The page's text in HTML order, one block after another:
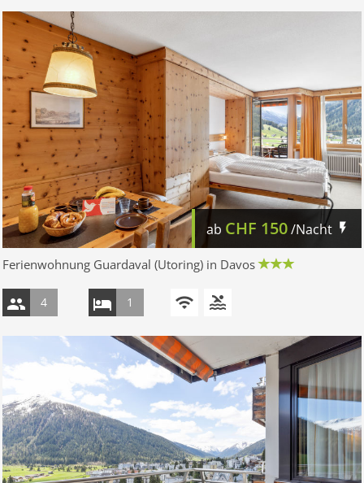
ab CHF 150/Nacht
Ferienwohnung Guardaval (Utoring) in Davos
4 1